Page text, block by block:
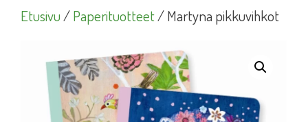
Etusivu/Paperituotteet/ Martyna pikkuvihkot